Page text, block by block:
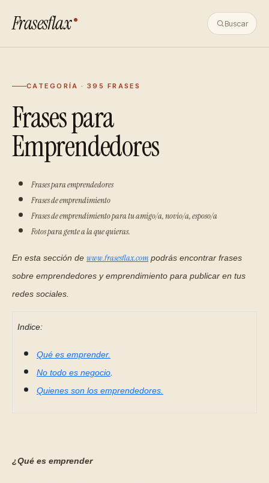
Frasesflax Buscar
CATEGORÍA · 395 FRASES
Frases para
Emprendedores
Frases para emprendedores
Frases de emprendimiento
Frases de emprendimiento para tu amigo/a, novio/a, esposo/a
Fotos para gente a la que quieras.
En esta sección de www.frasesflax.com podrás encontrar frases
sobre emprendedores y emprendimiento para publicar en tus
redes sociales.
Indice:
Qué es emprender.
No todo es negocio
Quienes son los emprendedores.
¿Qué es emprender